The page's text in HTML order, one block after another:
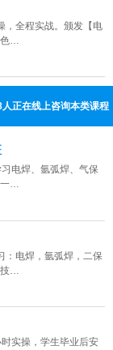
，全程实战。颁发【电
色…
人正在线上咨询本类课程
电焊、氩弧焊、气保
一…
：电焊，氩弧焊，二保
技…
实操，学生毕业后安